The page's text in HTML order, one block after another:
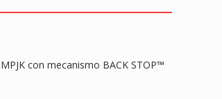
con mecanismo BACK STOP™